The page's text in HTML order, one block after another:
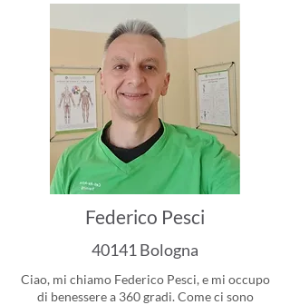
Federico Pesci
40141 Bologna
Ciao, mi chiamo Federico Pesci, e mi occupo
di benessere a 360 gradi. Come ci sono